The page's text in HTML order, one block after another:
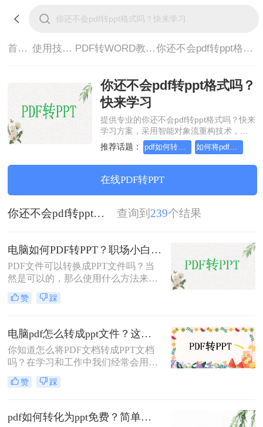
首页> 使用技巧> PDF转WORD教程> 你还不会pdf转ppt格式吗？快来学习
你还不会pdf转ppt格式吗？
快来学习
提供专业的你还不会pdf转ppt格式吗？快来
学习方案，采用智能对象流重构技术，确
保文档1:1高保真还原且排版不乱码。支持
一键批量处理，全链路 SSL 加密保障隐私
安全。助您快速实现你还不会pdf转ppt格式
吗？快来学习，无需安装，高效办公。
推荐话题： pdf如何转word，快来学习？
在线PDF转PPT
你还不会pdf转ppt格式吗？快来学习 查询到 239个结果
电脑如何PDF转PPT？职场小白快来学习这三种方法！
PDF文件可以转换成PPT文件吗？当
然是可以的，那么使用什么方法来转
换呢？今天小编就来跟大家探讨一下
这个问题，当我们需要将一份电脑如
PDF转换器进行转换，下面就给大家
介绍一款转转大师，能够快速有效的
帮助我们pdf转ppt。
赞 踩
电脑pdf怎么转成ppt文件？这二个方法你试过了吗！
你知道怎么将PDF文档转成PPT文档
吗？在学习和工作中我们经常会用
PPT文档来做演讲，因为PPT的演示
效果非常好，非常适合展示文档内
喜欢将文档制成PDF格式的，因为
PDF格式的文件兼容性较强，不管是
赞 踩
pdf如何转化为ppt免费？简单又实用的方法介绍！